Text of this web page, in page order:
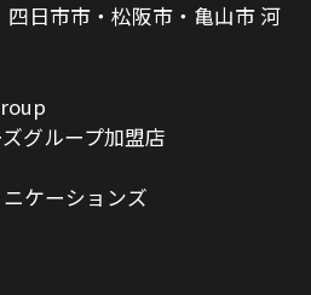
日市市・松阪市・亀山市 河
グループ加盟店
ケーションズ